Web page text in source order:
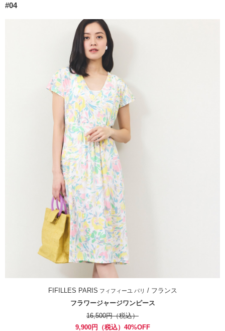
#04
FIFILLES PARIS フィフィーユ パリ / フランス
フラワージャージワンピース
16,500円（税込）
9,900円（税込）40%OFF